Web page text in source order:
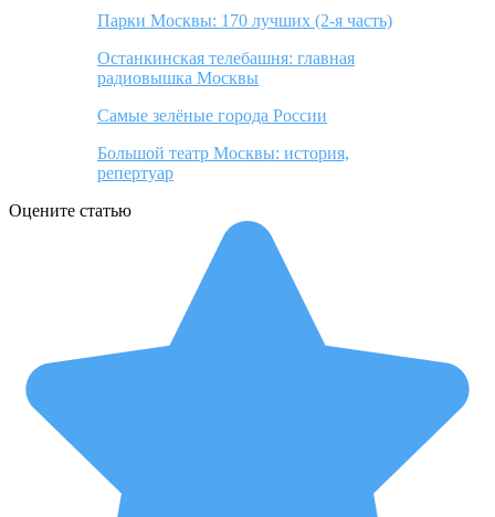
Парки Москвы: 170 лучших (2-я часть)
Останкинская телебашня: главная
радиовышка Москвы
Самые зелёные города России
Большой театр Москвы: история,
репертуар
Оцените статью